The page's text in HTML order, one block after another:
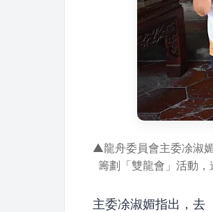
▲龍舟委員會主委凃淑
籌劃「雙龍會」活動
主委凃淑媚指出，去